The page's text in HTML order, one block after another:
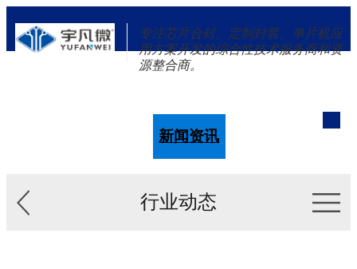
专注芯片合封、定制封装、单片机应
用方案开发的综合性技术服务商和资
源整合商。
新闻资讯
行业动态